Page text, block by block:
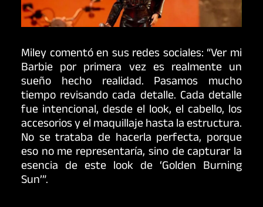
Miley comentó en sus redes sociales: “Ver mi
Barbie por primera vez es realmente un
sueño hecho realidad. Pasamos mucho
tiempo revisando cada detalle. Cada detalle
fue intencional, desde el look, el cabello, los
accesorios y el maquillaje hasta la estructura.
No se trataba de hacerla perfecta, porque
eso no me representaría, sino de capturar la
esencia de este look de ‘Golden Burning
Sun’”.